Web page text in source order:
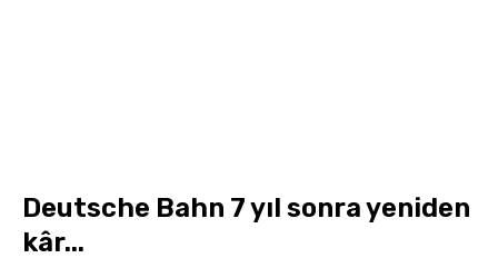
Deutsche Bahn 7 yıl sonra yeniden
kâr...